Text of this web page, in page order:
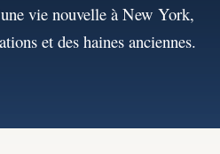
vie nouvelle à New York,
et des haines anciennes.